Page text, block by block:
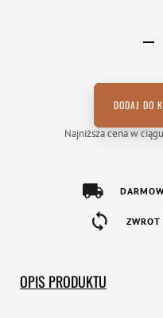
DODAJ DO
Najniższa cena w
OPIS PRODUKTU